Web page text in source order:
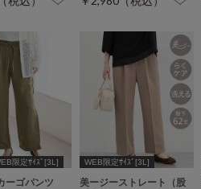
限定ｻｲｽﾞ[3L]
ーゴパンツ
WEB限定ｻｲｽﾞ[3L]
美ージーストレート（股